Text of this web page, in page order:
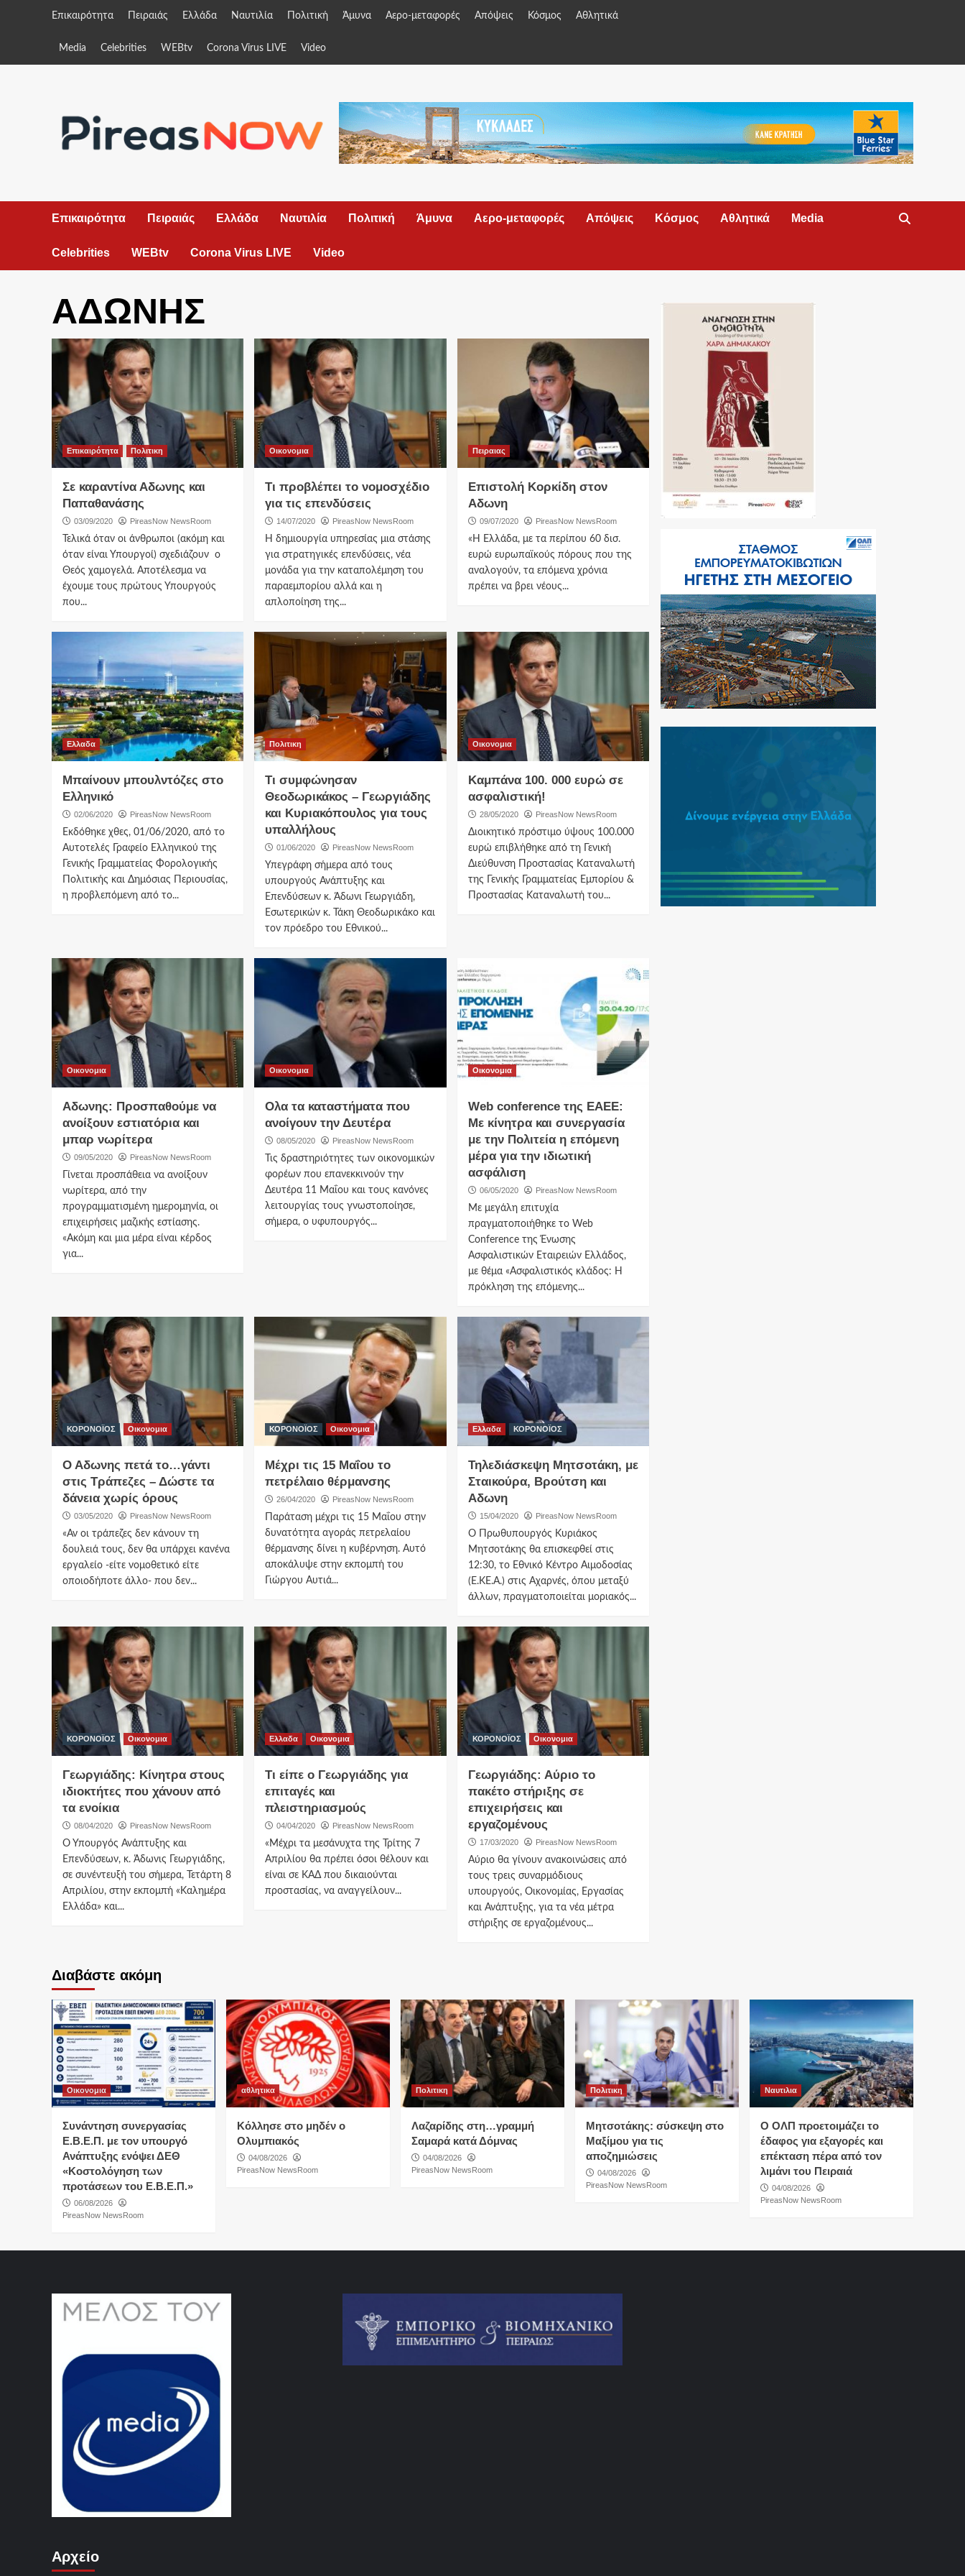
Επικαιρότητα Πειραιάς Ελλάδα Ναυτιλία Πολιτική Άμυνα Αερο-μεταφορές Απόψεις Κόσμος Αθλητικά
Media Celebrities WEBtv Corona Virus LIVE Video
Επικαιρότητα Πειραιάς Ελλάδα Ναυτιλία Πολιτική Άμυνα Αερο-μεταφορές Απόψεις Κόσμος Αθλητικά Media
Celebrities WEBtv Corona Virus LIVE Video
ΑΔΩΝΗΣ
Επικαιρότητα Πολιτικη
Σε καραντίνα Αδωνης και
Παπαθανάσης
03/09/2020 PireasNow NewsRoom
Τελικά όταν οι άνθρωποι (ακόμη και
όταν είναι Υπουργοί) σχεδιάζουν ο
Θεός χαμογελά. Αποτέλεσμα να
έχουμε τους πρώτους Υπουργούς
που...
Οικονομια
Τι προβλέπει το νομοσχέδιο
για τις επενδύσεις
14/07/2020 PireasNow NewsRoom
Η δημιουργία υπηρεσίας μια στάσης
για στρατηγικές επενδύσεις, νέα
μονάδα για την καταπολέμηση του
παραεμπορίου αλλά και η
απλοποίηση της...
Πειραιας
Επιστολή Κορκίδη στον
Αδωνη
09/07/2020 PireasNow NewsRoom
«Η Ελλάδα, με τα περίπου 60 δισ.
ευρώ ευρωπαϊκούς πόρους που της
αναλογούν, τα επόμενα χρόνια
πρέπει να βρει νέους...
Ελλαδα
Μπαίνουν μπουλντόζες στο
Ελληνικό
02/06/2020 PireasNow NewsRoom
Εκδόθηκε χθες, 01/06/2020, από το
Αυτοτελές Γραφείο Ελληνικού της
Γενικής Γραμματείας Φορολογικής
Πολιτικής και Δημόσιας Περιουσίας,
η προβλεπόμενη από το...
Πολιτικη
Τι συμφώνησαν
Θεοδωρικάκος – Γεωργιάδης
και Κυριακόπουλος για τους
υπαλλήλους
01/06/2020 PireasNow NewsRoom
Υπεγράφη σήμερα από τους
υπουργούς Ανάπτυξης και
Επενδύσεων κ. Άδωνι Γεωργιάδη,
Εσωτερικών κ. Τάκη Θεοδωρικάκο και
τον πρόεδρο του Εθνικού...
Οικονομια
Καμπάνα 100. 000 ευρώ σε
ασφαλιστική!
28/05/2020 PireasNow NewsRoom
Διοικητικό πρόστιμο ύψους 100.000
ευρώ επιβλήθηκε από τη Γενική
Διεύθυνση Προστασίας Καταναλωτή
της Γενικής Γραμματείας Εμπορίου &
Προστασίας Καταναλωτή του...
Οικονομια
Αδωνης: Προσπαθούμε να
ανοίξουν εστιατόρια και
μπαρ νωρίτερα
09/05/2020 PireasNow NewsRoom
Γίνεται προσπάθεια να ανοίξουν
νωρίτερα, από την
προγραμματισμένη ημερομηνία, οι
επιχειρήσεις μαζικής εστίασης.
«Ακόμη και μια μέρα είναι κέρδος
για...
Οικονομια
Ολα τα καταστήματα που
ανοίγουν την Δευτέρα
08/05/2020 PireasNow NewsRoom
Τις δραστηριότητες των οικονομικών
φορέων που επανεκκινούν την
Δευτέρα 11 Μαΐου και τους κανόνες
λειτουργίας τους γνωστοποίησε,
σήμερα, ο υφυπουργός...
Οικονομια
Web conference της ΕΑΕΕ:
Με κίνητρα και συνεργασία
με την Πολιτεία η επόμενη
μέρα για την ιδιωτική
ασφάλιση
06/05/2020 PireasNow NewsRoom
Με μεγάλη επιτυχία
πραγματοποιήθηκε το Web
Conference της Ένωσης
Ασφαλιστικών Εταιρειών Ελλάδος,
με θέμα «Ασφαλιστικός κλάδος: Η
πρόκληση της επόμενης...
ΚΟΡΟΝΟΪΟΣ Οικονομια
Ο Αδωνης πετά το…γάντι
στις Τράπεζες – Δώστε τα
δάνεια χωρίς όρους
03/05/2020 PireasNow NewsRoom
«Αν οι τράπεζες δεν κάνουν τη
δουλειά τους, δεν θα υπάρχει κανένα
εργαλείο -είτε νομοθετικό είτε
οποιοδήποτε άλλο- που δεν...
ΚΟΡΟΝΟΪΟΣ Οικονομια
Μέχρι τις 15 Μαΐου το
πετρέλαιο θέρμανσης
26/04/2020 PireasNow NewsRoom
Παράταση μέχρι τις 15 Μαΐου στην
δυνατότητα αγοράς πετρελαίου
θέρμανσης δίνει η κυβέρνηση. Αυτό
αποκάλυψε στην εκπομπή του
Γιώργου Αυτιά...
Ελλαδα ΚΟΡΟΝΟΪΟΣ
Τηλεδιάσκεψη Μητσοτάκη, με
Σταικούρα, Βρούτση και
Αδωνη
15/04/2020 PireasNow NewsRoom
Ο Πρωθυπουργός Κυριάκος
Μητσοτάκης θα επισκεφθεί στις
12:30, το Εθνικό Κέντρο Αιμοδοσίας
(Ε.ΚΕ.Α.) στις Αχαρνές, όπου μεταξύ
άλλων, πραγματοποιείται μοριακός...
ΚΟΡΟΝΟΪΟΣ Οικονομια
Γεωργιάδης: Κίνητρα στους
ιδιοκτήτες που χάνουν από
τα ενοίκια
08/04/2020 PireasNow NewsRoom
Ο Υπουργός Ανάπτυξης και
Επενδύσεων, κ. Άδωνις Γεωργιάδης,
σε συνέντευξή του σήμερα, Τετάρτη 8
Απριλίου, στην εκπομπή «Καλημέρα
Ελλάδα» και...
Ελλαδα Οικονομια
Τι είπε ο Γεωργιάδης για
επιταγές και
πλειστηριασμούς
04/04/2020 PireasNow NewsRoom
«Μέχρι τα μεσάνυχτα της Τρίτης 7
Απριλίου θα πρέπει όσοι θέλουν και
είναι σε ΚΑΔ που δικαιούνται
προστασίας, να αναγγείλουν...
ΚΟΡΟΝΟΪΟΣ Οικονομια
Γεωργιάδης: Αύριο το
πακέτο στήριξης σε
επιχειρήσεις και
εργαζομένους
17/03/2020 PireasNow NewsRoom
Αύριο θα γίνουν ανακοινώσεις από
τους τρεις συναρμόδιους
υπουργούς, Οικονομίας, Εργασίας
και Ανάπτυξης, για τα νέα μέτρα
στήριξης σε εργαζομένους...
Διαβάστε ακόμη
Οικονομια
Συνάντηση συνεργασίας
Ε.Β.Ε.Π. με τον υπουργό
Ανάπτυξης ενόψει ΔΕΘ
«Κοστολόγηση των
προτάσεων του Ε.Β.Ε.Π.»
06/08/2026
PireasNow NewsRoom
αθλητικα
Κόλλησε στο μηδέν ο
Ολυμπιακός
04/08/2026
PireasNow NewsRoom
Πολιτικη
Λαζαρίδης στη…γραμμή
Σαμαρά κατά Δόμνας
04/08/2026
PireasNow NewsRoom
Πολιτικη
Μητσοτάκης: σύσκεψη στο
Μαξίμου για τις
αποζημιώσεις
04/08/2026
PireasNow NewsRoom
Ναυτιλια
O ΟΛΠ προετοιμάζει το
έδαφος για εξαγορές και
επέκταση πέρα από τον
λιμάνι του Πειραιά
04/08/2026
PireasNow NewsRoom
Αρχείο